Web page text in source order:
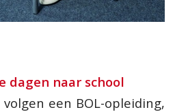
dagen naar school
een BOL-opleiding,